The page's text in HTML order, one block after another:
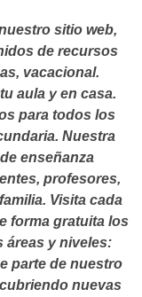
sitio web,
de recursos
vacacional.
aula y en casa.
para todos los
Nuestra
enseñanza
profesores,
Visita cada
forma gratuita los
áreas y niveles:
parte de nuestro
nuevas